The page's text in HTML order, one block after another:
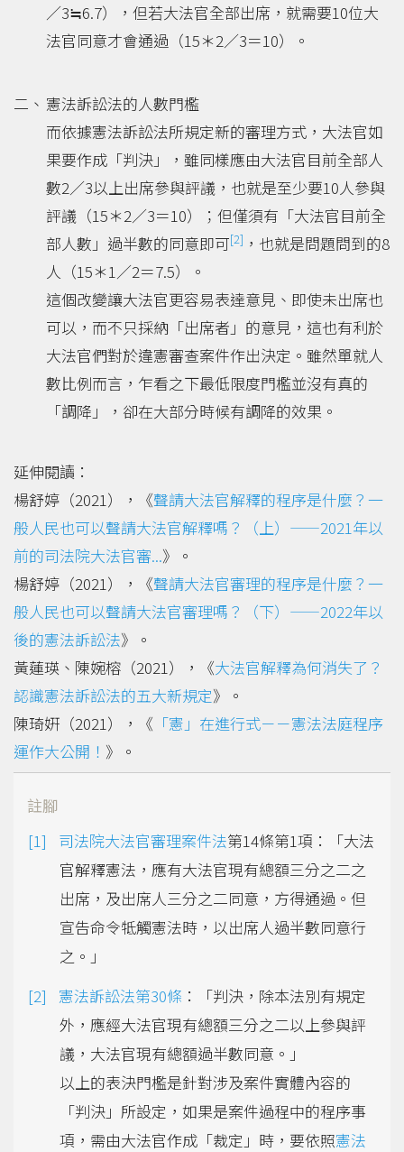
／3≒6.7），但若大法官全部出席，就需要10位大
法官同意才會通過（15＊2／3＝10）。
憲法訴訟法的人數門檻
而依據憲法訴訟法所規定新的審理方式，大法官如
果要作成「判決」，雖同樣應由大法官目前全部人
數2／3以上出席參與評議，也就是至少要10人參與
評議（15＊2／3＝10）；但僅須有「大法官目前全
部人數」過半數的同意即可[2] ，也就是問題問到的8
人（15＊1／2＝7.5）。
這個改變讓大法官更容易表達意見、即使未出席也
可以，而不只採納「出席者」的意見，這也有利於
大法官們對於違憲審查案件作出決定。雖然單就人
數比例而言，乍看之下最低限度門檻並沒有真的
「調降」，卻在大部分時候有調降的效果。
延伸閱讀：
楊舒婷（2021），《聲請大法官解釋的程序是什麼？一
般人民也可以聲請大法官解釋嗎？（上）——2021年以
前的司法院大法官審...》。
楊舒婷（2021），《聲請大法官審理的程序是什麼？一
般人民也可以聲請大法官審理嗎？（下）——2022年以
後的憲法訴訟法》。
黃蓮瑛、陳婉榕（2021），《大法官解釋為何消失了？
認識憲法訴訟法的五大新規定》。
陳琦姸（2021），《 「憲」在進行式－－憲法法庭程序
運作大公開！ 》。
註腳
司法院大法官審理案件法第14條第1項：「大法
官解釋憲法，應有大法官現有總額三分之二之
出席，及出席人三分之二同意，方得通過。但
宣告命令牴觸憲法時，以出席人過半數同意行
之。」
憲法訴訟法第30條 ：「判決，除本法別有規定
外，應經大法官現有總額三分之二以上參與評
議，大法官現有總額過半數同意。」
以上的表決門檻是針對涉及案件實體內容的
「判決」所設定，如果是案件過程中的程序事
項，需由大法官作成「裁定」時，要依照憲法